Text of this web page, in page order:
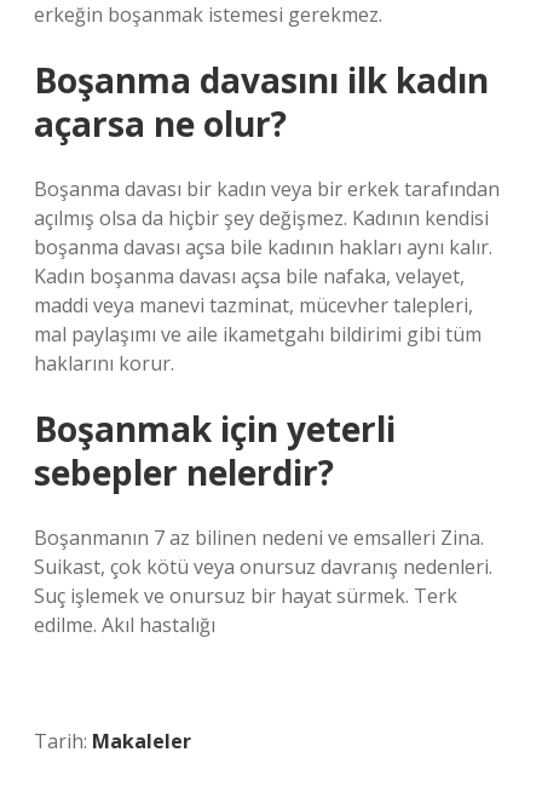
erkeğin boşanmak istemesi gerekmez.
Boşanma davasını ilk kadın
açarsa ne olur?
Boşanma davası bir kadın veya bir erkek tarafından
açılmış olsa da hiçbir şey değişmez. Kadının kendisi
boşanma davası açsa bile kadının hakları aynı kalır.
Kadın boşanma davası açsa bile nafaka, velayet,
maddi veya manevi tazminat, mücevher talepleri,
mal paylaşımı ve aile ikametgahı bildirimi gibi tüm
haklarını korur.
Boşanmak için yeterli
sebepler nelerdir?
Boşanmanın 7 az bilinen nedeni ve emsalleri Zina.
Suikast, çok kötü veya onursuz davranış nedenleri.
Suç işlemek ve onursuz bir hayat sürmek. Terk
edilme. Akıl hastalığı
Tarih: Makaleler